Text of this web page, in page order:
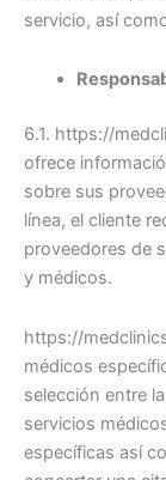
servicio, así
6.1. https://
ofrece
sobre sus
línea, el cliente
proveedores de
y médicos.
https://
médicos
selección entre
servicios
específicas así